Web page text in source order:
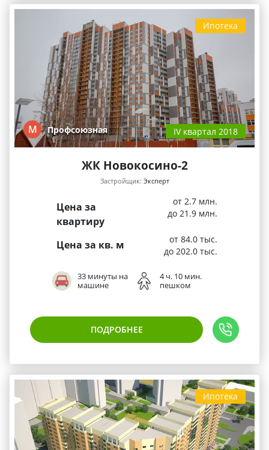
Ипотека
М Профсоюзная IV квартал 2018
ЖК Новокосино-2
Застройщик: Эксперт
Цена за
квартиру
от 2.7 млн.
до 21.9 млн.
Цена за кв. м
от 84.0 тыс.
до 202.0 тыс.
33 минуты на
машине
4 ч. 10 мин.
пешком
ПОДРОБНЕЕ
Ипотека